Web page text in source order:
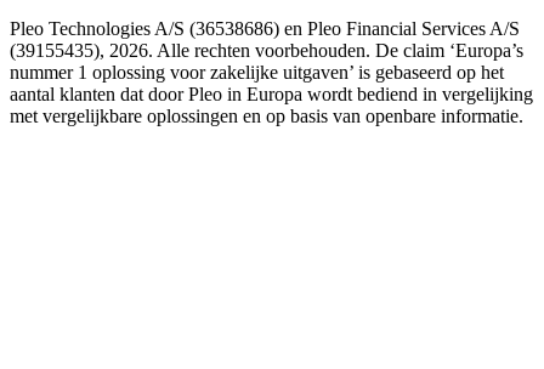
Pleo Technologies A/S (36538686) en Pleo Financial Services A/S
(39155435), 2026. Alle rechten voorbehouden. De claim ‘Europa’s
nummer 1 oplossing voor zakelijke uitgaven’ is gebaseerd op het
aantal klanten dat door Pleo in Europa wordt bediend in vergelijking
met vergelijkbare oplossingen en op basis van openbare informatie.